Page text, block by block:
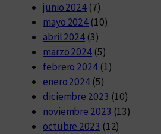
junio 2024 (7)
mayo 2024 (10)
abril 2024 (3)
marzo 2024 (5)
febrero 2024(1)
enero 2024 (5)
diciembre 2023 (10)
noviembre 2023 (13)
octubre 2023 (12)